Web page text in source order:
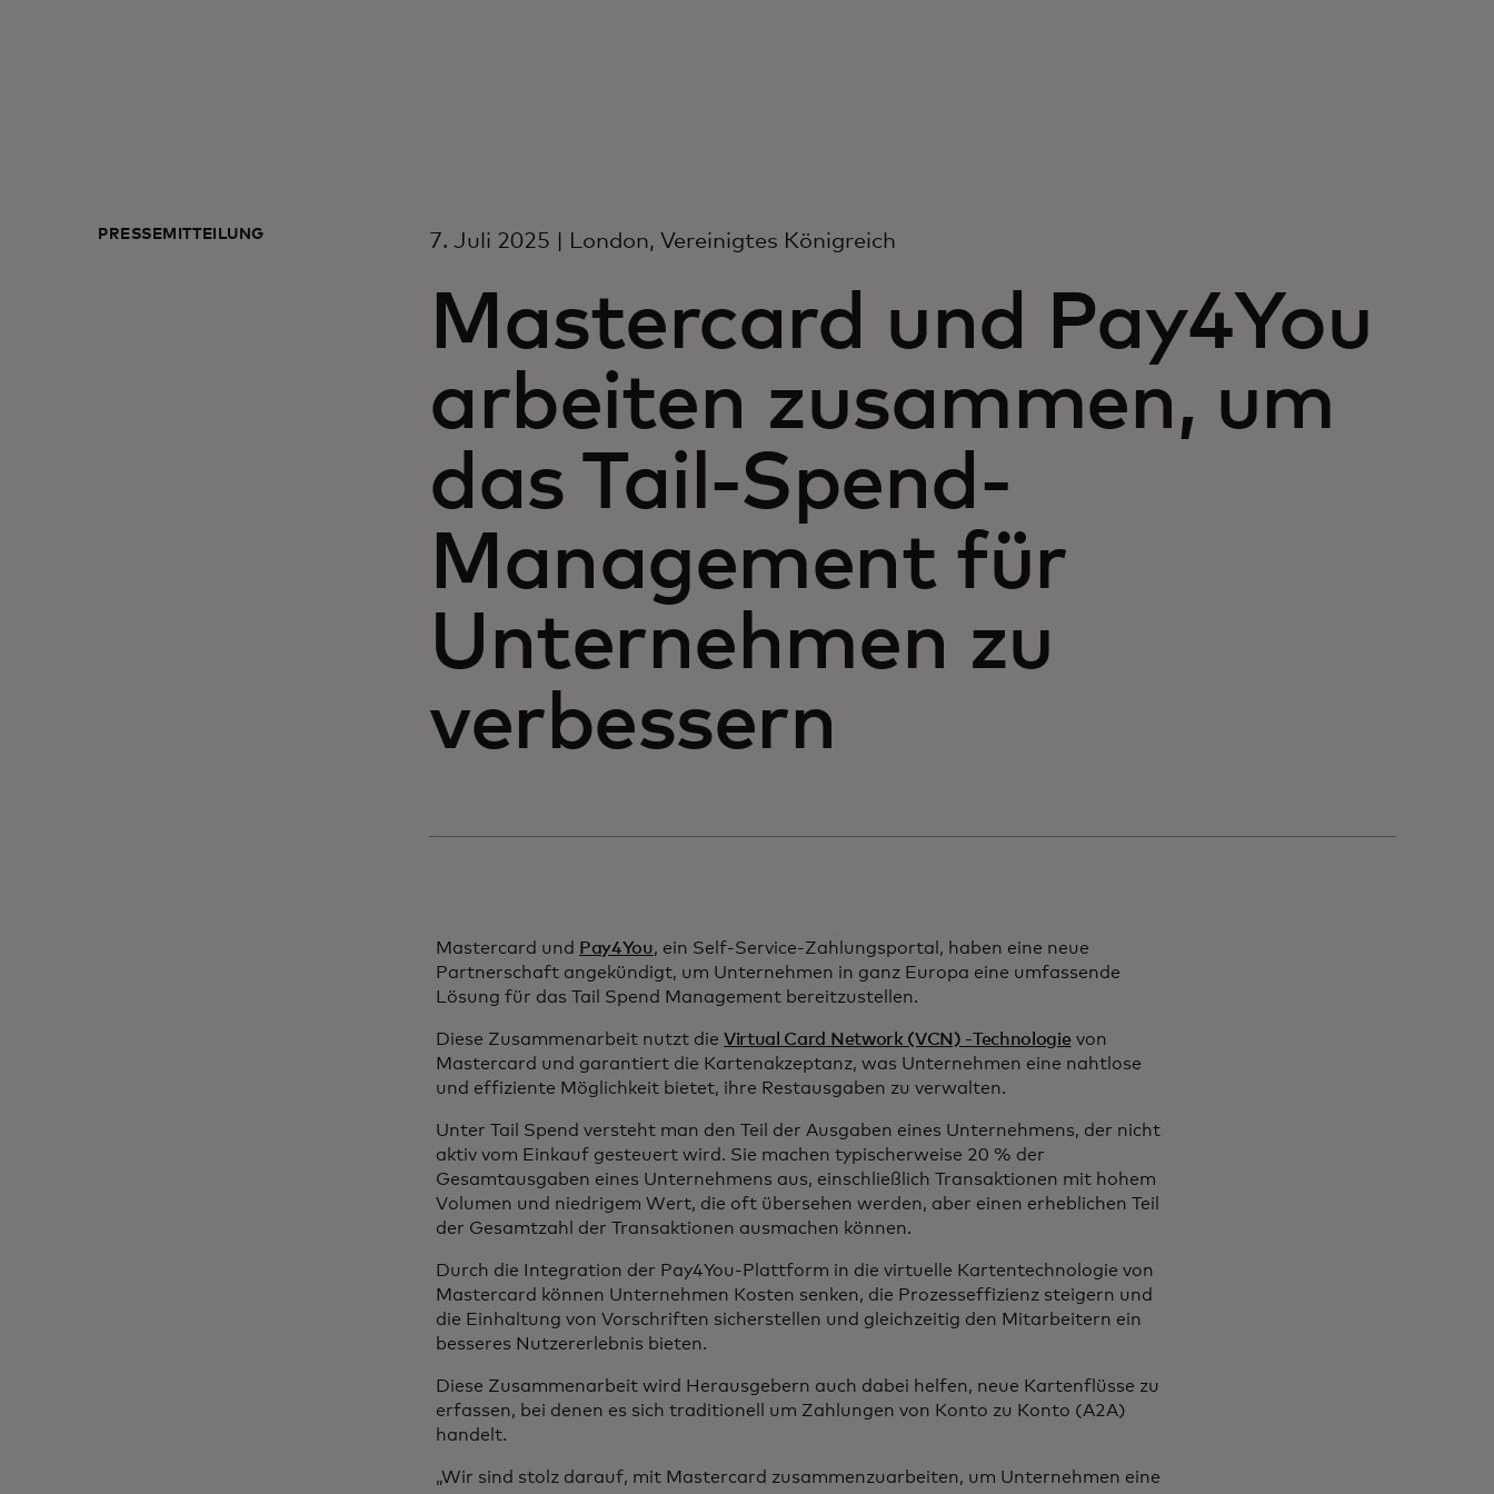
PRESSEMITTEILUNG 7. Juli 2025 | London, Vereinigtes Königreich
Mastercard und Pay4You
arbeiten zusammen, um
das Tail-Spend-
Management für
Unternehmen zu
verbessern
Mastercard und Pay4You, ein Self-Service-Zahlungsportal, haben eine neue
Partnerschaft angekündigt, um Unternehmen in ganz Europa eine umfassende
Lösung für das Tail Spend Management bereitzustellen.
Diese Zusammenarbeit nutzt die Virtual Card Network (VCN) -Technologie von
Mastercard und garantiert die Kartenakzeptanz, was Unternehmen eine nahtlose
und effiziente Möglichkeit bietet, ihre Restausgaben zu verwalten.
Unter Tail Spend versteht man den Teil der Ausgaben eines Unternehmens, der nicht
aktiv vom Einkauf gesteuert wird. Sie machen typischerweise 20 % der
Gesamtausgaben eines Unternehmens aus, einschließlich Transaktionen mit hohem
Volumen und niedrigem Wert, die oft übersehen werden, aber einen erheblichen Teil
der Gesamtzahl der Transaktionen ausmachen können.
Durch die Integration der Pay4You-Plattform in die virtuelle Kartentechnologie von
Mastercard können Unternehmen Kosten senken, die Prozesseffizienz steigern und
die Einhaltung von Vorschriften sicherstellen und gleichzeitig den Mitarbeitern ein
besseres Nutzererlebnis bieten.
Diese Zusammenarbeit wird Herausgebern auch dabei helfen, neue Kartenflüsse zu
erfassen, bei denen es sich traditionell um Zahlungen von Konto zu Konto (A2A)
handelt.
„Wir sind stolz darauf, mit Mastercard zusammenzuarbeiten, um Unternehmen eine